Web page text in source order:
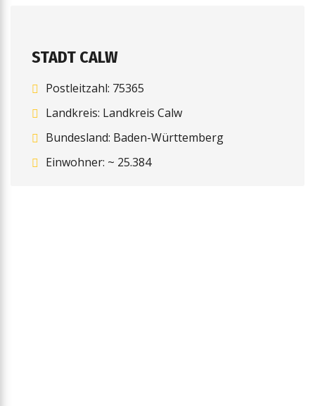
STADT CALW
Postleitzahl: 75365
Landkreis: Landkreis Calw
Bundesland: Baden-Württemberg
Einwohner: ~ 25.384